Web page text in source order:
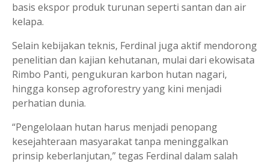
basis ekspor produk turunan seperti santan dan air
kelapa.
Selain kebijakan teknis, Ferdinal juga aktif mendorong
penelitian dan kajian kehutanan, mulai dari ekowisata
Rimbo Panti, pengukuran karbon hutan nagari,
hingga konsep agroforestry yang kini menjadi
perhatian dunia.
“Pengelolaan hutan harus menjadi penopang
kesejahteraan masyarakat tanpa meninggalkan
prinsip keberlanjutan,” tegas Ferdinal dalam salah